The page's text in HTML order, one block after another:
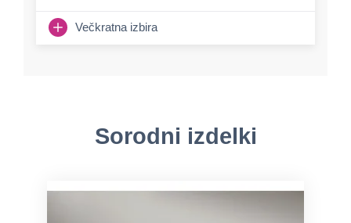
Večkratna izbira
Sorodni izdelki